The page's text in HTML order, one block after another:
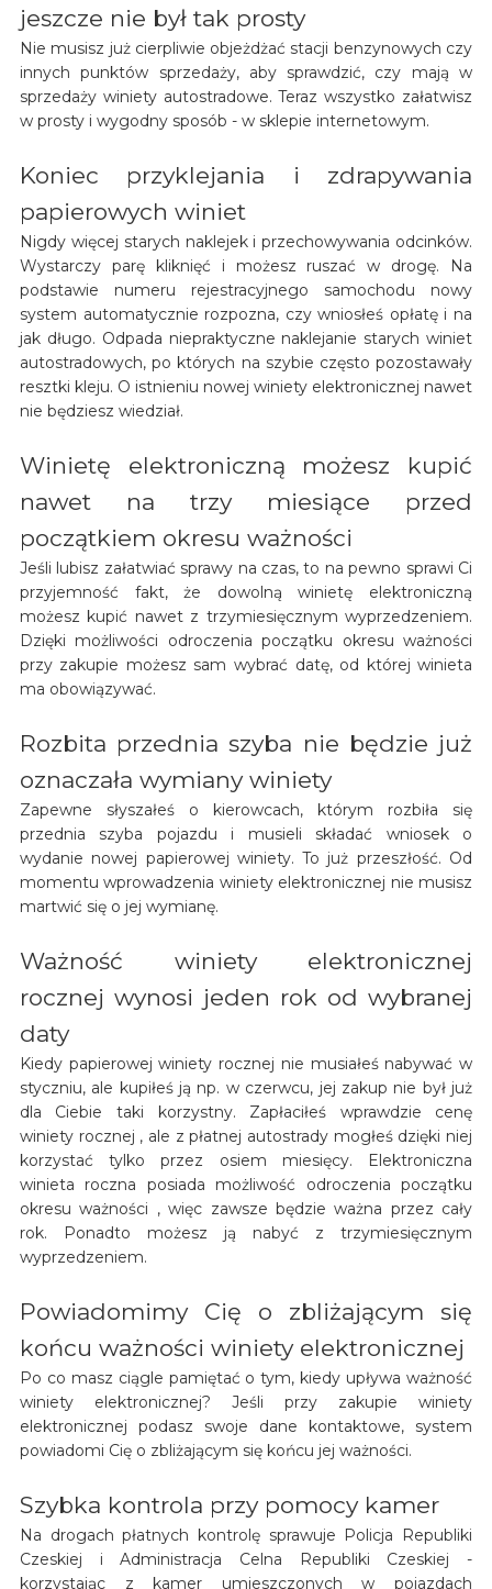
jeszcze nie był tak prosty
Nie musisz już cierpliwie objeżdżać stacji benzynowych czy
innych punktów sprzedaży, aby sprawdzić, czy mają w
sprzedaży winiety autostradowe. Teraz wszystko załatwisz
w prosty i wygodny sposób - w sklepie internetowym.
Koniec przyklejania i zdrapywania
papierowych winiet
Nigdy więcej starych naklejek i przechowywania odcinków.
Wystarczy parę kliknięć i możesz ruszać w drogę. Na
podstawie numeru rejestracyjnego samochodu nowy
system automatycznie rozpozna, czy wniosłeś opłatę i na
jak długo. Odpada niepraktyczne naklejanie starych winiet
autostradowych, po których na szybie często pozostawały
resztki kleju. O istnieniu nowej winiety elektronicznej nawet
nie będziesz wiedział.
Winietę elektroniczną możesz kupić
nawet na trzy miesiące przed
początkiem okresu ważności
Jeśli lubisz załatwiać sprawy na czas, to na pewno sprawi Ci
przyjemność fakt, że dowolną winietę elektroniczną
możesz kupić nawet z trzymiesięcznym wyprzedzeniem.
Dzięki możliwości odroczenia początku okresu ważności
przy zakupie możesz sam wybrać datę, od której winieta
ma obowiązywać.
Rozbita przednia szyba nie będzie już
oznaczała wymiany winiety
Zapewne słyszałeś o kierowcach, którym rozbiła się
przednia szyba pojazdu i musieli składać wniosek o
wydanie nowej papierowej winiety. To już przeszłość. Od
momentu wprowadzenia winiety elektronicznej nie musisz
martwić się o jej wymianę.
Ważność winiety elektronicznej
rocznej wynosi jeden rok od wybranej
daty
Kiedy papierowej winiety rocznej nie musiałeś nabywać w
styczniu, ale kupiłeś ją np. w czerwcu, jej zakup nie był już
dla Ciebie taki korzystny. Zapłaciłeś wprawdzie cenę
winiety rocznej , ale z płatnej autostrady mogłeś dzięki niej
korzystać tylko przez osiem miesięcy. Elektroniczna
winieta roczna posiada możliwość odroczenia początku
okresu ważności , więc zawsze będzie ważna przez cały
rok. Ponadto możesz ją nabyć z trzymiesięcznym
wyprzedzeniem.
Powiadomimy Cię o zbliżającym się
końcu ważności winiety elektronicznej
Po co masz ciągle pamiętać o tym, kiedy upływa ważność
winiety elektronicznej? Jeśli przy zakupie winiety
elektronicznej podasz swoje dane kontaktowe, system
powiadomi Cię o zbliżającym się końcu jej ważności.
Szybka kontrola przy pomocy kamer
Na drogach płatnych kontrolę sprawuje Policja Republiki
Czeskiej i Administracja Celna Republiki Czeskiej -
korzystając z kamer umieszczonych w pojazdach